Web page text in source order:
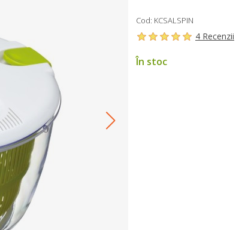
Cod: KCSALSPIN
4 Recenzii
În stoc